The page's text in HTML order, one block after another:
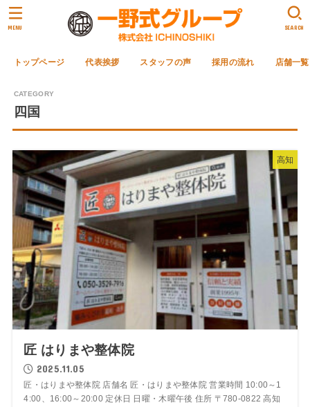
トップページ 代表挨拶 スタッフの声 採用の流れ 店舗一覧
SEARCH
MENU
四国
高知
匠 はりまや整体院
2025.11.05
匠・はりまや整体院 店舗名 匠・はりまや整体院 営業時間 10:00～1
4:00、16:00～20:00 定休日 日曜・木曜午後 住所 〒780-0822 高知